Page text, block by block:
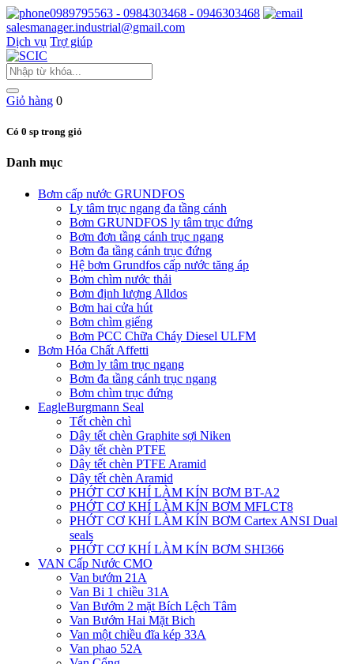
0989795563 - 0984303468 - 0946303468
salesmanager.industrial@gmail.com
Dịch vụ Trợ giúp
Giỏ hàng 0
Có 0 sp trong giỏ
Danh mục
Bơm cấp nước GRUNDFOS
Ly tâm trục ngang đa tầng cánh
Bơm GRUNDFOS ly tâm trục đứng
Bơm đơn tầng cánh trục ngang
Bơm đa tầng cánh trục đứng
Hệ bơm Grundfos cấp nước tăng áp
Bơm chìm nước thải
Bơm định lượng Alldos
Bơm hai cửa hút
Bơm chìm giếng
Bơm PCC Chữa Cháy Diesel ULFM
Bơm Hóa Chất Affetti
Bơm ly tâm trục ngang
Bơm đa tầng cánh trục ngang
Bơm chìm trục đứng
EagleBurgmann Seal
Tết chèn chì
Dây tết chèn Graphite sợi Niken
Dây tết chèn PTFE
Dây tết chèn PTFE Aramid
Dây tết chèn Aramid
PHỚT CƠ KHÍ LÀM KÍN BƠM BT-A2
PHỚT CƠ KHÍ LÀM KÍN BƠM MFLCT8
PHỚT CƠ KHÍ LÀM KÍN BƠM Cartex ANSI Dual
seals
PHỚT CƠ KHÍ LÀM KÍN BƠM SHI366
VAN Cấp Nước CMO
Van bướm 21A
Van Bi 1 chiều 31A
Van Bướm 2 mặt Bích Lệch Tâm
Van Bướm Hai Mặt Bich
Van một chiều đĩa kép 33A
Van phao 52A